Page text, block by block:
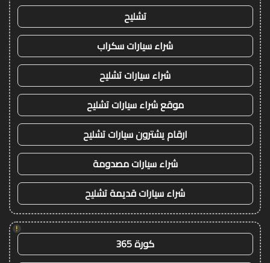
تشليح
شراء سيارات سكراب
شراء سيارات تشليح
موقع شراء سيارات تشليح
ارقام يشترون سيارات تشليح
شراء سيارات مصدومة
شراء سيارات قديمة تشليح
!
كورة 365